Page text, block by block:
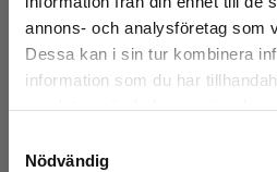
annons- och analysföretag som
Dessa kan i sin tur kombinera
information som du har
Nödvändig
Det verkar som att du
studentlitteratur.se via en
Vi erbjuder inte leveranser